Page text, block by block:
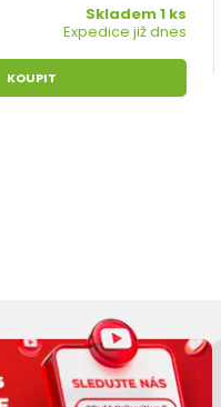
Skladem 1 ks
Expedice již dnes
KOUPIT